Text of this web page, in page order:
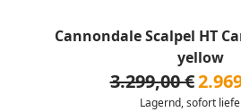
Cannondale Scalpel HT
yellow
3.299,00 €
Lagernd, sofort